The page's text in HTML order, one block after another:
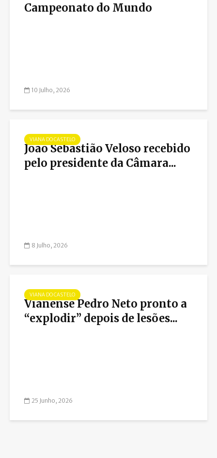
Campeonato do Mundo
10 Julho, 2026
VIANA DO CASTELO
João Sebastião Veloso recebido
pelo presidente da Câmara...
8 Julho, 2026
VIANA DO CASTELO
Vianense Pedro Neto pronto a
“explodir” depois de lesões...
25 Junho, 2026